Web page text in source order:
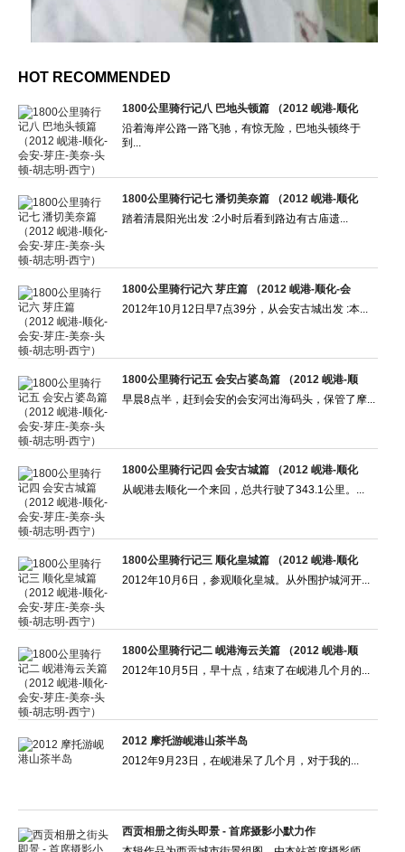
HOT RECOMMENDED
1800公里骑行记八 巴地头顿篇 （2012 岘港-顺化
沿着海岸公路一路飞驰，有惊无险，巴地头顿终于
到...
1800公里骑行记七 潘切美奈篇 （2012 岘港-顺化
踏着清晨阳光出发 :2小时后看到路边有古庙遗...
1800公里骑行记六 芽庄篇 （2012 岘港-顺化-会
2012年10月12日早7点39分，从会安古城出发 :本...
1800公里骑行记五 会安占婆岛篇 （2012 岘港-顺
早晨8点半，赶到会安的会安河出海码头，保管了摩...
1800公里骑行记四 会安古城篇 （2012 岘港-顺化
从岘港去顺化一个来回，总共行驶了343.1公里。...
1800公里骑行记三 顺化皇城篇 （2012 岘港-顺化
2012年10月6日，参观顺化皇城。从外围护城河开...
1800公里骑行记二 岘港海云关篇 （2012 岘港-顺
2012年10月5日，早十点，结束了在岘港几个月的...
2012 摩托游岘港山茶半岛
2012年9月23日，在岘港呆了几个月，对于我的...
西贡相册之街头即景 - 首席摄影小默力作